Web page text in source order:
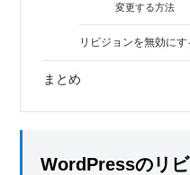
変更する方法
リビジョンを無効にす
まとめ
WordPressのリ